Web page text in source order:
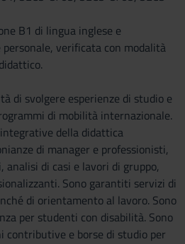
B1 di lingua inglese e
verificata con modalità
di svolgere esperienze di studio e
di mobilità internazionale.
della didattica
di manager e professionisti,
di casi e lavori di gruppo,
Sono garantiti servizi di
di orientamento al lavoro. Sono
per studenti con disabilità. Sono
e borse di studio per